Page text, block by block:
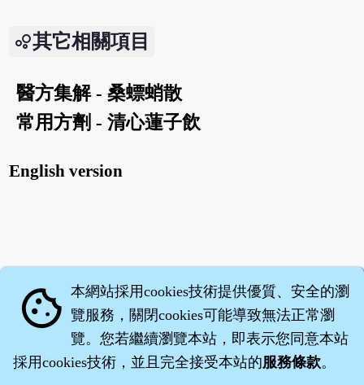
其它相關項目
醫方集解 - 桑螵蛸散
常用方劑 - 清心蓮子飲
English version
cookie 本網站採用cookies技術提供優質、安全的瀏
覽服務，關閉cookies可能導致無法正常瀏
覽。您若繼續瀏覽本站，即表示您同意本站
採用cookies技術，並且完全接受本站的服務條款。